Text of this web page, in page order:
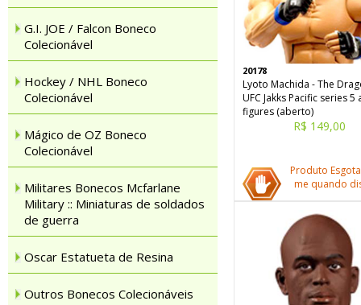
G.I. JOE / Falcon Boneco
Colecionável
Hockey / NHL Boneco
Colecionável
Mágico de OZ Boneco
Colecionável
Militares Bonecos Mcfarlane
Military :: Miniaturas de soldados
de guerra
Oscar Estatueta de Resina
Outros Bonecos Colecionáveis
20178
Lyoto Machida - The
UFC Jakks Pacific series 5
figures (aberto)
R$ 149,00
Produto
me quando